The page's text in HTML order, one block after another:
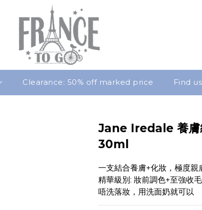
Clearance: 50% off marked price Find us
Jane Iredale 養膚
30ml
一支結合養膚+化妝，極度親
精華級別: 妝前調色+至強收
唔洗落妝，用洗面奶就可以